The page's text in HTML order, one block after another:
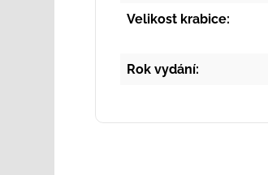
Velikost krabice:
Rok vydání: